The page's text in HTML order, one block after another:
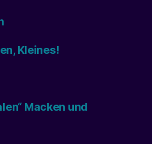
Kleines!
Macken und